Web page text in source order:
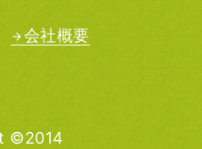
会社概要
©2014